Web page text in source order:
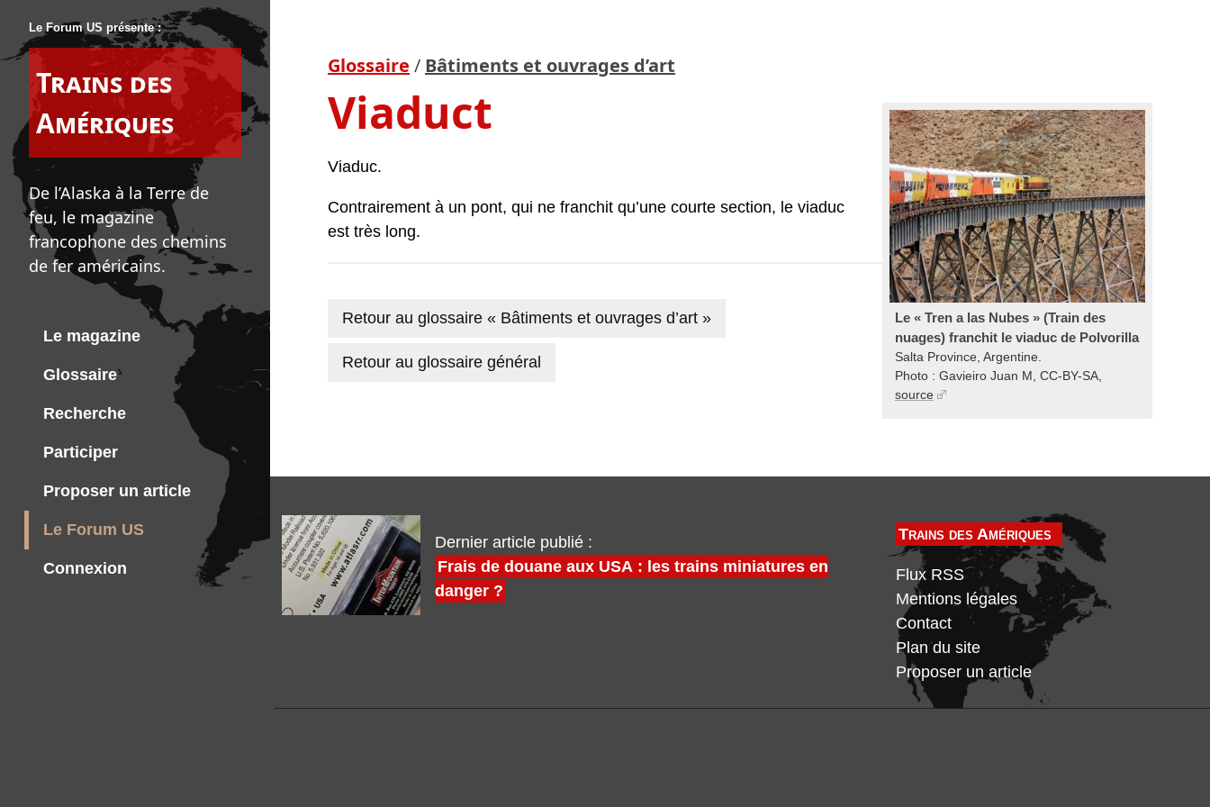
Le Forum US présente :
Trains des
Amériques
De l’Alaska à la Terre de
feu, le magazine
francophone des chemins
de fer américains.
Le magazine
Glossaire
Recherche
Participer
Proposer un article
Le Forum US
Connexion
Glossaire / Bâtiments et ouvrages d’art
Le « Tren a las Nubes » (Train des
nuages) franchit le viaduc de Polvorilla
Salta Province, Argentine.
Photo : Gavieiro Juan M, CC-BY-SA,
source
Viaduct
Viaduc.
Contrairement à un pont, qui ne franchit qu’une courte section, le viaduc
est très long.
Retour au glossaire « Bâtiments et ouvrages d’art »
Retour au glossaire général
Dernier article publié :
Frais de douane aux USA : les trains miniatures en
danger ?
Trains des Amériques
Flux RSS
Mentions légales
Contact
Plan du site
Proposer un article